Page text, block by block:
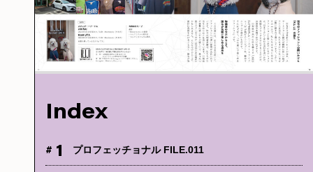
Index
# 1 プロフェッチョナル FILE.011